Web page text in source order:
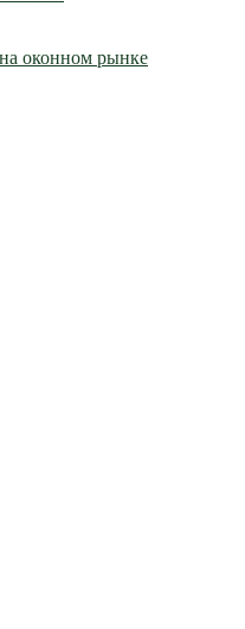
оконном рынке